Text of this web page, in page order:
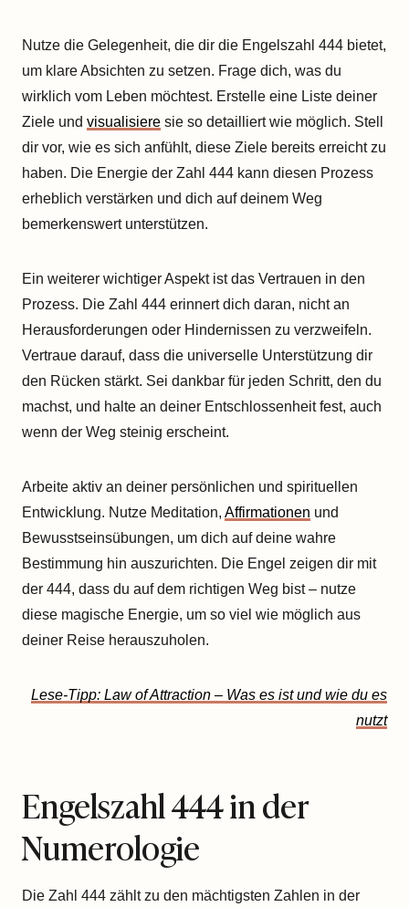
Nutze die Gelegenheit, die dir die Engelszahl 444 bietet,
um klare Absichten zu setzen. Frage dich, was du
wirklich vom Leben möchtest. Erstelle eine Liste deiner
Ziele und visualisiere sie so detailliert wie möglich. Stell
dir vor, wie es sich anfühlt, diese Ziele bereits erreicht zu
haben. Die Energie der Zahl 444 kann diesen Prozess
erheblich verstärken und dich auf deinem Weg
bemerkenswert unterstützen.
Ein weiterer wichtiger Aspekt ist das Vertrauen in den
Prozess. Die Zahl 444 erinnert dich daran, nicht an
Herausforderungen oder Hindernissen zu verzweifeln.
Vertraue darauf, dass die universelle Unterstützung dir
den Rücken stärkt. Sei dankbar für jeden Schritt, den du
machst, und halte an deiner Entschlossenheit fest, auch
wenn der Weg steinig erscheint.
Arbeite aktiv an deiner persönlichen und spirituellen
Entwicklung. Nutze Meditation, Affirmationen und
Bewusstseinsübungen, um dich auf deine wahre
Bestimmung hin auszurichten. Die Engel zeigen dir mit
der 444, dass du auf dem richtigen Weg bist – nutze
diese magische Energie, um so viel wie möglich aus
deiner Reise herauszuholen.
Lese-Tipp: Law of Attraction – Was es ist und wie du es
nutzt
Engelszahl 444 in der
Numerologie
Die Zahl 444 zählt zu den mächtigsten Zahlen in der